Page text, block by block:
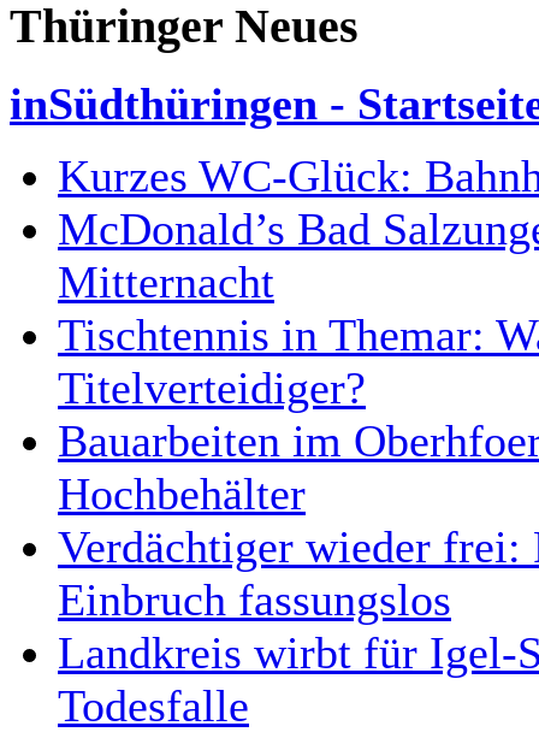
Thüringer Neues
inSüdthüringen -
Kurzes WC-Glück:
McDonald’s Bad
Mitternacht
Tischtennis in Themar:
Titelverteidiger?
Bauarbeiten im
Hochbehälter
Verdächtiger wieder frei:
Einbruch fassungslos
Landkreis wirbt für Igel-
Todesfalle